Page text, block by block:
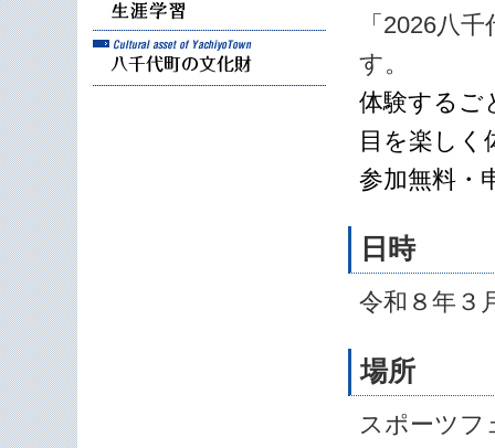
八千代町の文化財
「2026八
す。
体験するご
目を楽し
参加無料・
日時
令和８年３
場所
スポーツ